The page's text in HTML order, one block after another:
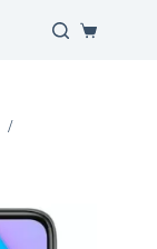
Panier
/